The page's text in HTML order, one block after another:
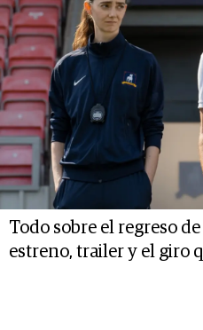
Todo sobre el regreso
estreno, trailer y el giro